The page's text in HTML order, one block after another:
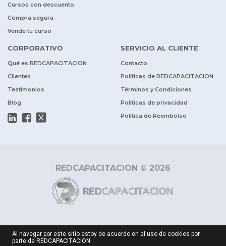
Cursos con descuento
Compra segura
Vende tu curso
CORPORATIVO
Qué es REDCAPACITACION
Clientes
Testimonios
Blog
SERVICIO AL CLIENTE
Contacto
Políticas de REDCAPACITACION
Términos y Condiciones
Políticas de privacidad
Política de Reembolso
REDCAPACITACION © 2026
Al navegar por este sitio estoy de acuerdo en el uso de cookies por
parte de REDCAPACITACION